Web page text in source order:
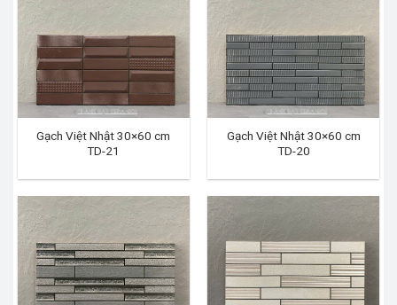
Gạch Việt Nhật 30×60 cm
TD-21
Gạch Việt Nhật 30×60 cm
TD-20